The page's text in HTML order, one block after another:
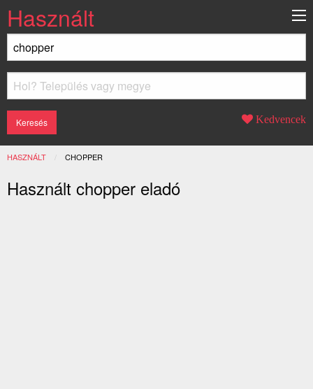
Használt
Kedvencek
HASZNÁLT JELENLEGI:
CHOPPER
Használt chopper eladó